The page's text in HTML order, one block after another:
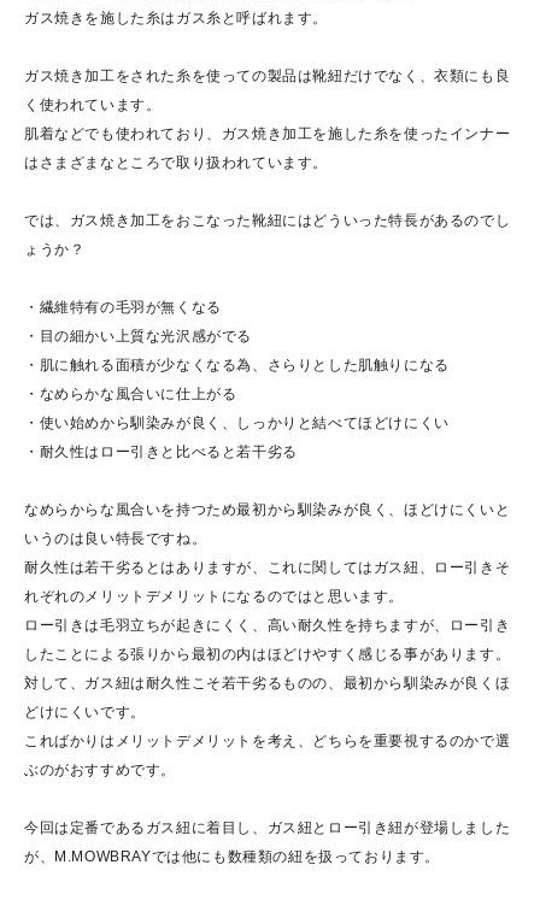
ガス焼きを施した糸はガス糸と呼ばれます。
ガス焼き加工をされた糸を使っての製品は靴紐だけでなく、衣類にも良
く使われています。
肌着などでも使われており、ガス焼き加工を施した糸を使ったインナー
はさまざまなところで取り扱われています。
では、ガス焼き加工をおこなった靴紐にはどういった特長があるのでし
ょうか？
・繊維特有の毛羽が無くなる
・目の細かい上質な光沢感がでる
・肌に触れる面積が少なくなる為、さらりとした肌触りになる
・なめらかな風合いに仕上がる
・使い始めから馴染みが良く、しっかりと結べてほどけにくい
・耐久性はロー引きと比べると若干劣る
なめらからな風合いを持つため最初から馴染みが良く、ほどけにくいと
いうのは良い特長ですね。
耐久性は若干劣るとはありますが、これに関してはガス紐、ロー引きそ
れぞれのメリットデメリットになるのではと思います。
ロー引きは毛羽立ちが起きにくく、高い耐久性を持ちますが、ロー引き
したことによる張りから最初の内はほどけやすく感じる事があります。
対して、ガス紐は耐久性こそ若干劣るものの、最初から馴染みが良くほ
どけにくいです。
こればかりはメリットデメリットを考え、どちらを重要視するのかで選
ぶのがおすすめです。
今回は定番であるガス紐に着目し、ガス紐とロー引き紐が登場しました
が、M.MOWBRAYでは他にも数種類の紐を扱っております。